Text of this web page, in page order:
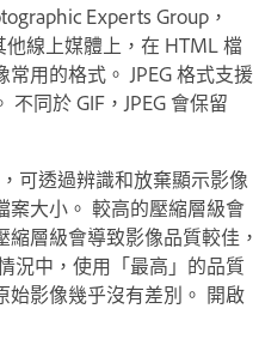
Experts Group，
他線上媒體上，在 HTML 檔
用的格式。 JPEG 格式支援
不同於 GIF，JPEG 會保留
可透過辨識和放棄顯示影像
案大小。 較高的壓縮層級會
層級會導致影像品質較佳，
況中，使用「最高」的品質
始影像幾乎沒有差別。 開啟